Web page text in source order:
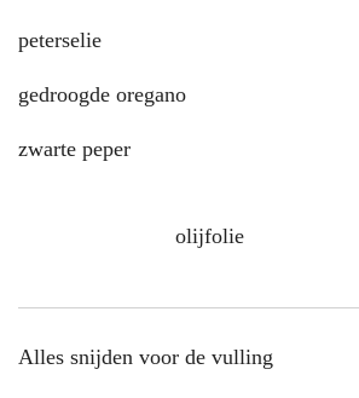
peterselie
gedroogde oregano
zwarte peper
olijfolie
Alles snijden voor de vulling